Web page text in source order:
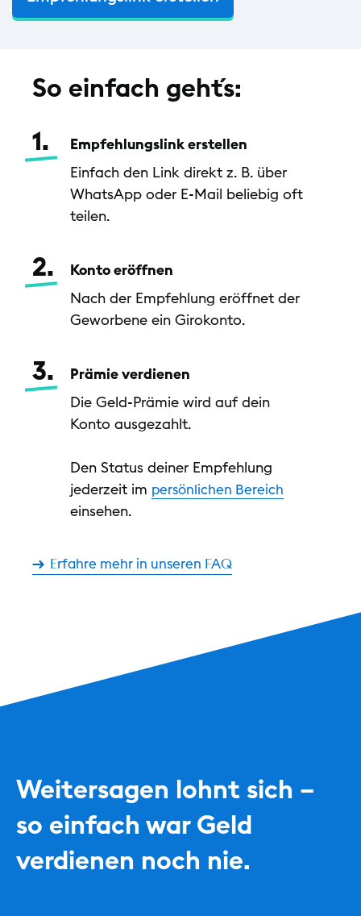
So einfach geht´s:
1.
Empfehlungslink erstellen
Einfach den Link direkt z. B. über
WhatsApp oder E-Mail beliebig oft
teilen.
2.
Konto eröffnen
Nach der Empfehlung eröffnet der
Geworbene ein Girokonto.
3.
Prämie verdienen
Die Geld-Prämie wird auf dein
Konto ausgezahlt.
Den Status deiner Empfehlung
jederzeit im persönlichen Bereich
einsehen.
Erfahre mehr in unseren FAQ
Weitersagen lohnt sich –
so einfach war Geld
verdienen noch nie.